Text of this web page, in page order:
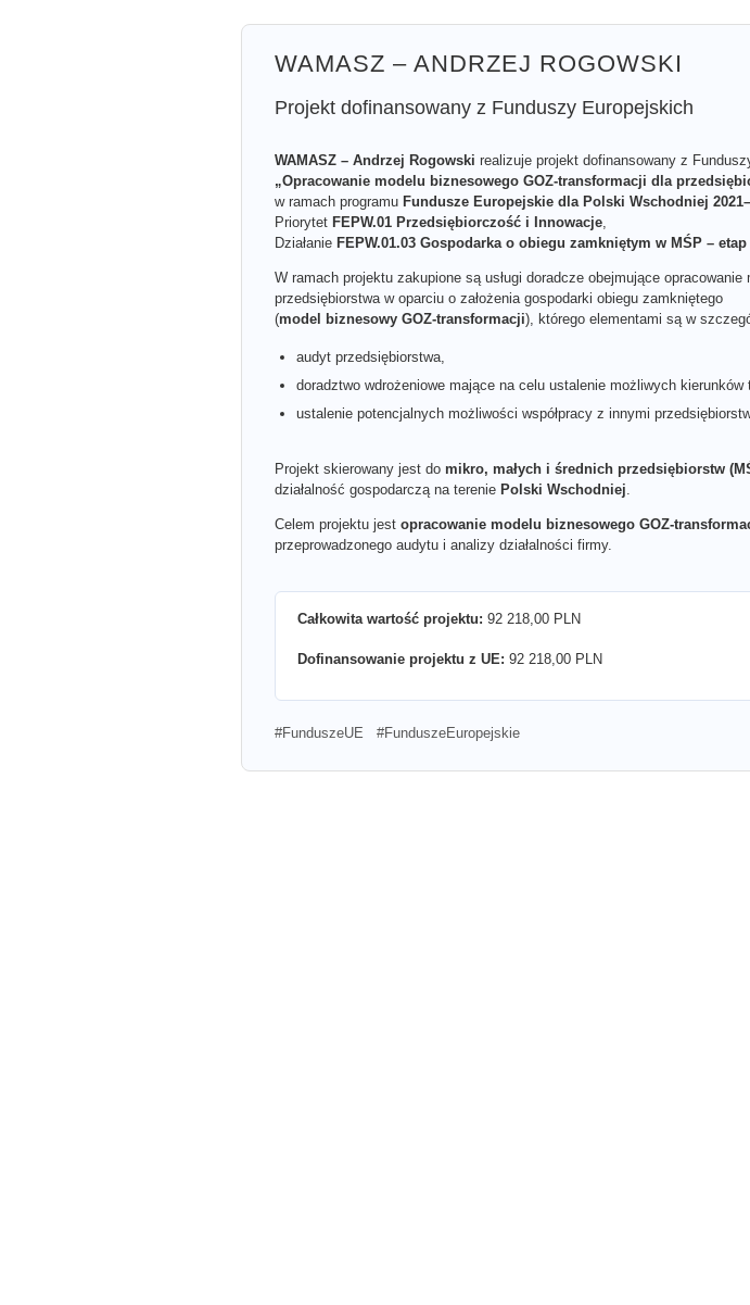
WAMASZ – ANDRZEJ ROGOWSKI
Projekt dofinansowany z Funduszy Europejskich
WAMASZ – Andrzej Rogowski realizuje projekt dofinansowany z
„Opracowanie modelu biznesowego GOZ-transformacji dla
w ramach programu Fundusze Europejskie dla Polski Wschodniej
Priorytet FEPW.01 Przedsiębiorczość i Innowacje,
Działanie FEPW.01.03 Gospodarka o obiegu zamkniętym w MŚP – etap I
W ramach projektu zakupione są usługi doradcze obejmujące
przedsiębiorstwa w oparciu o założenia gospodarki obiegu zamkniętego
(model biznesowy GOZ-transformacji), którego elementami są w
audyt przedsiębiorstwa,
doradztwo wdrożeniowe mające na celu ustalenie możliwych
ustalenie potencjalnych możliwości współpracy z innymi
Projekt skierowany jest do mikro, małych i średnich przedsiębiorstw
działalność gospodarczą na terenie Polski Wschodniej.
Celem projektu jest opracowanie modelu biznesowego GOZ-
przeprowadzonego audytu i analizy działalności firmy.
Całkowita wartość projektu: 92 218,00 PLN
Dofinansowanie projektu z UE: 92 218,00 PLN
#FunduszeUE #FunduszeEuropejskie